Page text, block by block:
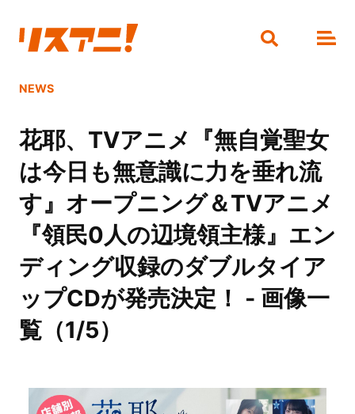
NEWS
花耶、TVアニメ『無自覚聖女
は今日も無意識に力を垂れ流
す』オープニング＆TVアニメ
『領民0人の辺境領主様』エン
ディング収録のダブルタイア
ップCDが発売決定！ - 画像一
覧（1/5）